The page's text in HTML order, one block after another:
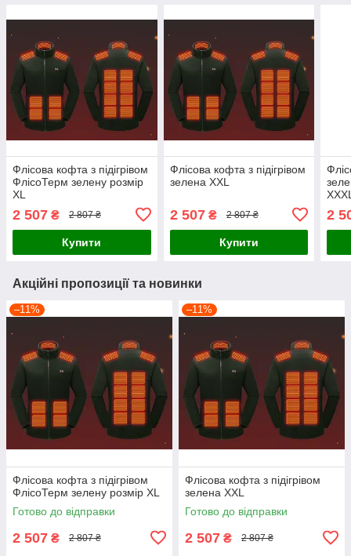
Флісова кофта з підігрівом
ФлісоТерм зелену розмір
XL
2 507 ₴ 2 807 ₴
Купити
Флісова кофта з підігрівом
зелена XXL
2 507₴ 2 807 ₴
Купити
2
Акційні пропозиції та новинки
–11%
Флісова кофта з підігрівом
ФлісоТерм зелену розмір XL
Готово до відправки
2 507 ₴ 2 807 ₴
–11%
Флісова кофта з підігрівом
зелена XXL
Готово до відправки
2 507 ₴ 2 807 ₴